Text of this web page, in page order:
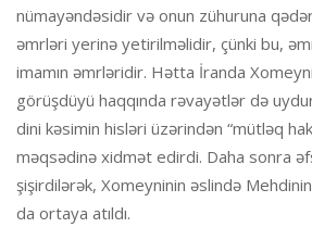
nümayəndəsidir və onun zühuruna
əmrləri yerinə yetirilməlidir, çünki bu,
imamın əmrləridir. Hətta İranda
görüşdüyü haqqında rəvayətlər də
dini kəsimin hisləri üzərindən “mütləq
məqsədinə xidmət edirdi. Daha sonra
şişirdilərək, Xomeyninin əslində
da ortaya atıldı.